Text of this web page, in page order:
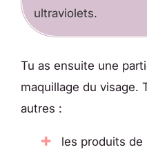
ultraviolets.
Tu as ensuite une
maquillage du visage.
autres :
les produits de